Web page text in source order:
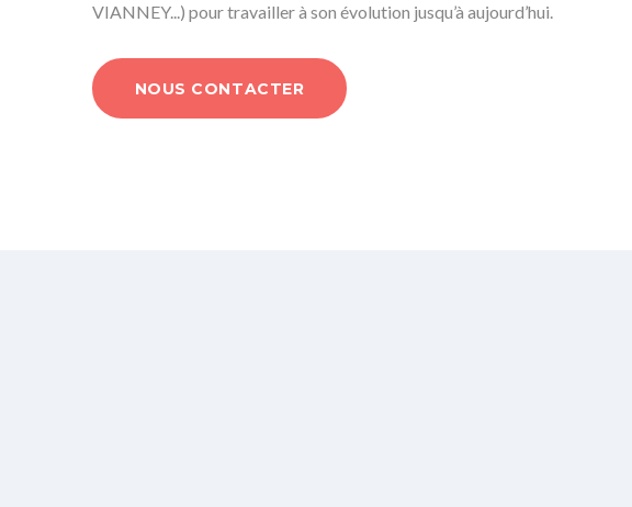
VIANNEY...) pour travailler à son évolution jusqu’à aujourd’hui.
NOUS CONTACTER